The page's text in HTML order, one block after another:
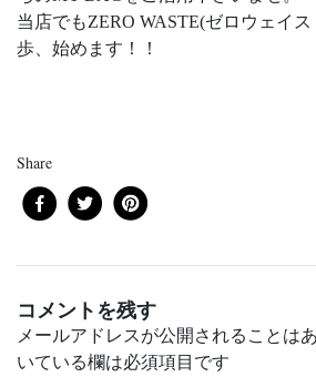
当店でもZERO WASTE(ゼロウェイ
歩、始めます！！
Share
コメントを残す
メールアドレスが公開されることは
いている欄は必須項目です